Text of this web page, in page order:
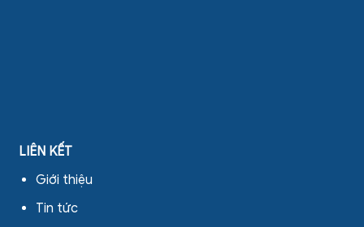
LIÊN KẾT
Giới thiệu
Tin tức